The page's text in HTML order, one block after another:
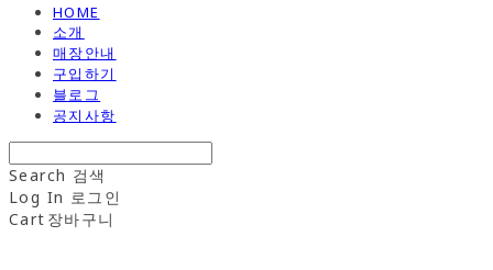
HOME
소개
매장안내
구입하기
블로그
공지사항
Search 검색
Log In 로그인
Cart 장바구니